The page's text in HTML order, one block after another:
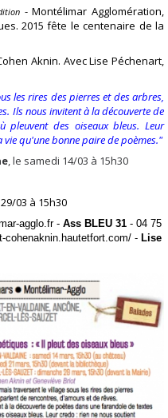
- Montélimar Agglomération,
2015 fête le centenaire de la
Aknin. Avec Lise Péchenart,
les rires des pierres et des arbres,
Ils nous invitent à la découverte de
pleuvent des oiseaux bleus. Leur
qu'une bonne paire de poèmes."
, le samedi 14/03 à 15h30
03 à 15h30
agglo.fr - Ass BLEU 31 - 04 75
cohenaknin.hautetfort.com/ - Lise